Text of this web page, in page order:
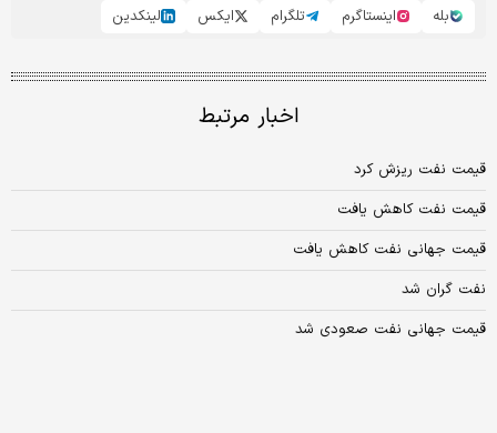
بله
اینستاگرم تلگرام ایکس لینکدین
اخبار مرتبط
قیمت نفت ریزش کرد
قیمت نفت کاهش یافت
قیمت جهانی نفت کاهش یافت
نفت گران شد
قیمت جهانی نفت صعودی شد